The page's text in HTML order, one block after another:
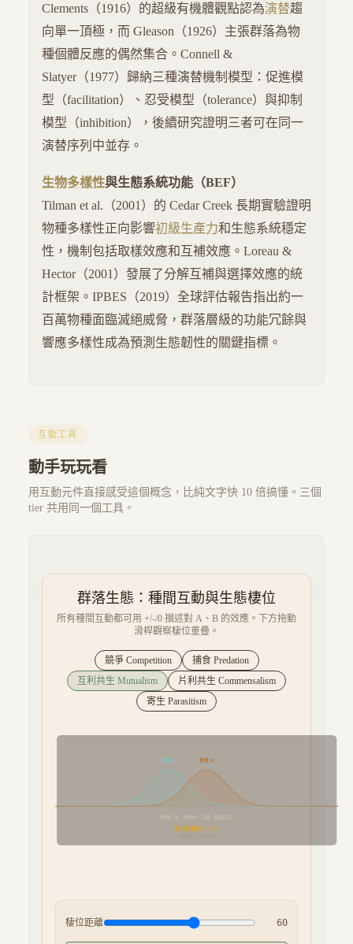
Clements（1916）的超級有機體觀點認為演替趨
向單一頂極，而 Gleason（1926）主張群落為物
種個體反應的偶然集合。Connell &
Slatyer（1977）歸納三種演替機制模型：促進模
型（facilitation）、忍受模型（tolerance）與抑制
模型（inhibition），後續研究證明三者可在同一
演替序列中並存。
生物多樣性與生態系統功能（BEF）
Tilman et al.（2001）的 Cedar Creek 長期實驗證明
物種多樣性正向影響初級生產力和生態系統穩定
性，機制包括取樣效應和互補效應。Loreau &
Hector（2001）發展了分解互補與選擇效應的統
計框架。IPBES（2019）全球評估報告指出約一
百萬物種面臨滅絕威脅，群落層級的功能冗餘與
響應多樣性成為預測生態韌性的關鍵指標。
互動工具
動手玩玩看
用互動元件直接感受這個概念，比純文字快 10 倍搞懂。三個
tier 共用同一個工具。
群落生態：種間互動與生態棲位
所有種間互動都可用 +/-/0 描述對 A、B 的效應。下方拖動
滑桿觀察棲位重疊。
競爭 Competition
捕食 Predation
互利共生 Mutualism
片利共生 Commensalism
寄生 Parasitism
資源軸（如：食物大小、溫度、棲地高度）
物種 A 物種 B
棲位重疊度 ≈ 41%
棲位距離 60